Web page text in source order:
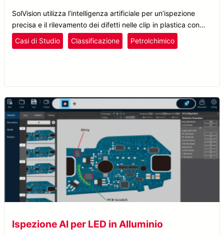
SolVision utilizza l’intelligenza artificiale per un’ispezione
precisa e il rilevamento dei difetti nelle clip in plastica con
fibbia, migliorando il controllo qualità e l’efficienza produttiva.
Casi di Studio Classificazione Petrolchimico
Ispezione AI per LED in Alluminio